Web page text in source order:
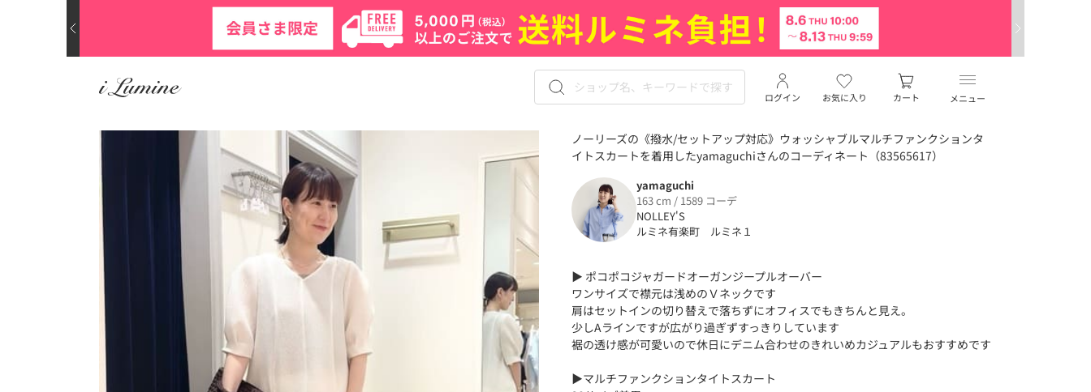
メニュー
お気に入り
ログイン カート
ノーリーズの《撥水/セットアップ対応》ウォッシャブルマルチファンクションタ
イトスカートを着用したyamaguchiさんのコーディネート（83565617）
yamaguchi
163 cm / 1589 コーデ
NOLLEY'S
ルミネ有楽町 ルミネ１
▶︎ ポコポコジャガードオーガンジープルオーバー
ワンサイズで襟元は浅めのＶネックです
肩はセットインの切り替えで落ちずにオフィスでもきちんと見え。
少しAラインですが広がり過ぎずすっきりしています
裾の透け感が可愛いので休日にデニム合わせのきれいめカジュアルもおすすめです
▶︎マルチファンクションタイトスカート